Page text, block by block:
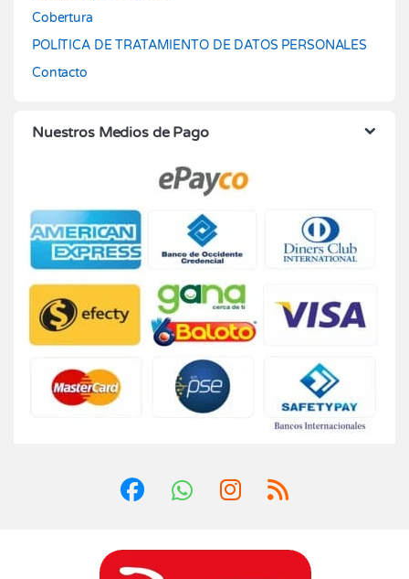
Cobertura
POLÍTICA DE TRATAMIENTO DE DATOS PERSONALES
Contacto
Nuestros Medios de Pago